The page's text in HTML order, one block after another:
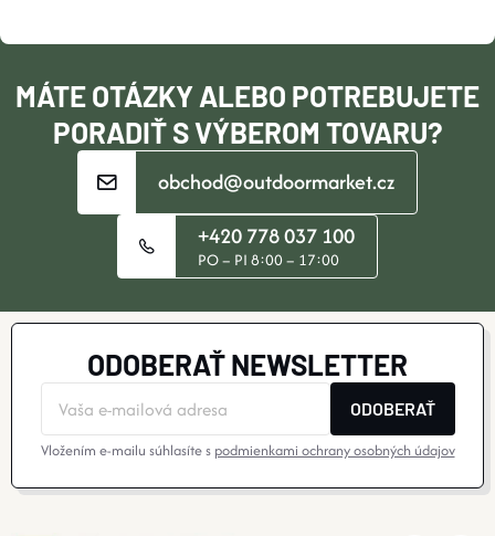
T
MÁTE OTÁZKY ALEBO POTREBUJETE
PORADIŤ S VÝBEROM TOVARU?
obchod@outdoormarket.cz
+420 778 037 100
PO – PI 8:00 – 17:00
ODOBERAŤ NEWSLETTER
ODOBERAŤ
Vložením e-mailu súhlasíte s podmienkami ochrany osobných údajov